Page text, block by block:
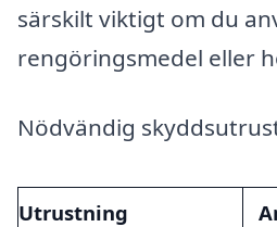
särskilt viktigt om du
rengöringsmedel eller
Nödvändig
Utrustning